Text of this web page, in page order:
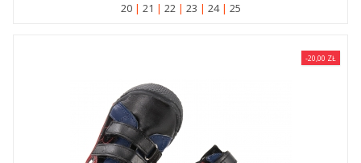
20
21 22 23 24 25
-20,00 ZŁ